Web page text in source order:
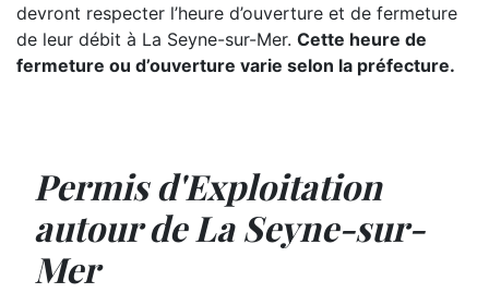
devront respecter l’heure d’ouverture et de fermeture
de leur débit à La Seyne-sur-Mer. Cette heure de
fermeture ou d’ouverture varie selon la préfecture.
Permis d'Exploitation
autour de La Seyne-sur-
Mer